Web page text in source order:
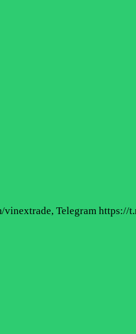
Telegram https://